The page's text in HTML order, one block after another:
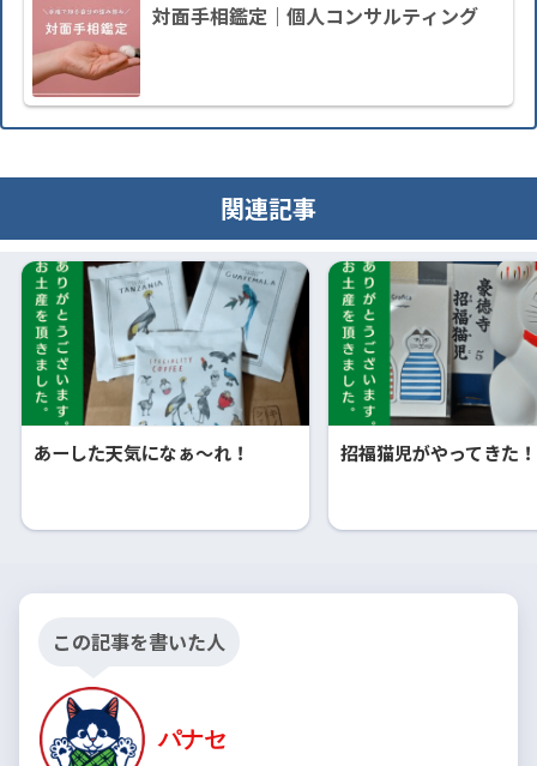
対面手相鑑定｜個人コンサルティング
関連記事
あーした天気になぁ～れ！ 招福猫児がやってき
この記事を書いた人
パナセ